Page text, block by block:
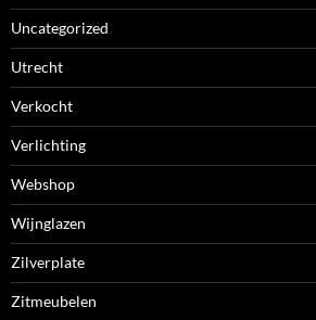
Uncategorized
Utrecht
Verkocht
Verlichting
Webshop
Wijnglazen
Zilverplate
Zitmeubelen